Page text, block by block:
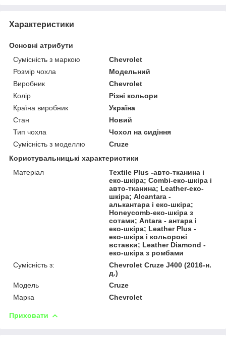
Характеристики
Основні атрибути
Сумісність з маркою
Chevrolet
Розмір чохла
Модельний
Виробник
Chevrolet
Колір
Різні кольори
Країна виробник
Україна
Стан
Новий
Тип чохла
Чохол на сидіння
Сумісність з моделлю
Cruze
Користувальницькі характеристики
Матеріал
Textile Plus -авто-тканина і
еко-шкіра; Combi-еко-шкіра і
авто-тканина; Leather-еко-
шкіра; Alcantara -
алькантара і еко-шкіра;
Honeycomb-еко-шкіра з
сотами; Antara - антара і
еко-шкіра; Leather Plus -
еко-шкіра і кольорові
вставки; Leather Diamond -
еко-шкіра з ромбами
Сумісність з:
Chevrolet Cruze J400 (2016-н.
д.)
Модель
Cruze
Марка
Chevrolet
Приховати